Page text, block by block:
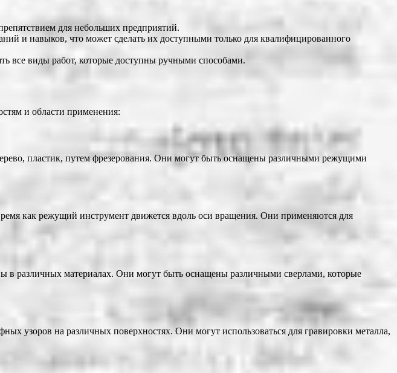
для небольших предприятий.
и навыков, что может сделать их доступными только для квалифицированного
все виды работ, которые доступны ручными способами.
и области применения:
пластик, путем фрезерования. Они могут быть оснащены различными режущими
как режущий инструмент движется вдоль оси вращения. Они применяются для
в различных материалах. Они могут быть оснащены различными сверлами, которые
узоров на различных поверхностях. Они могут использоваться для гравировки металла,